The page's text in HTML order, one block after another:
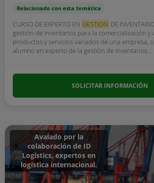
Relacionado con esta temática
CURSO DE EXPERTO EN GESTION DE
gestión de inventarios para la comercialización y
productos y servicios variados de una empresa,
alumno en experto de la gestión de inventarios...
SOLICITAR INFORMACIÓN
Avalado por la
colaboración de ID
Logistics, expertos en
logística internacional.